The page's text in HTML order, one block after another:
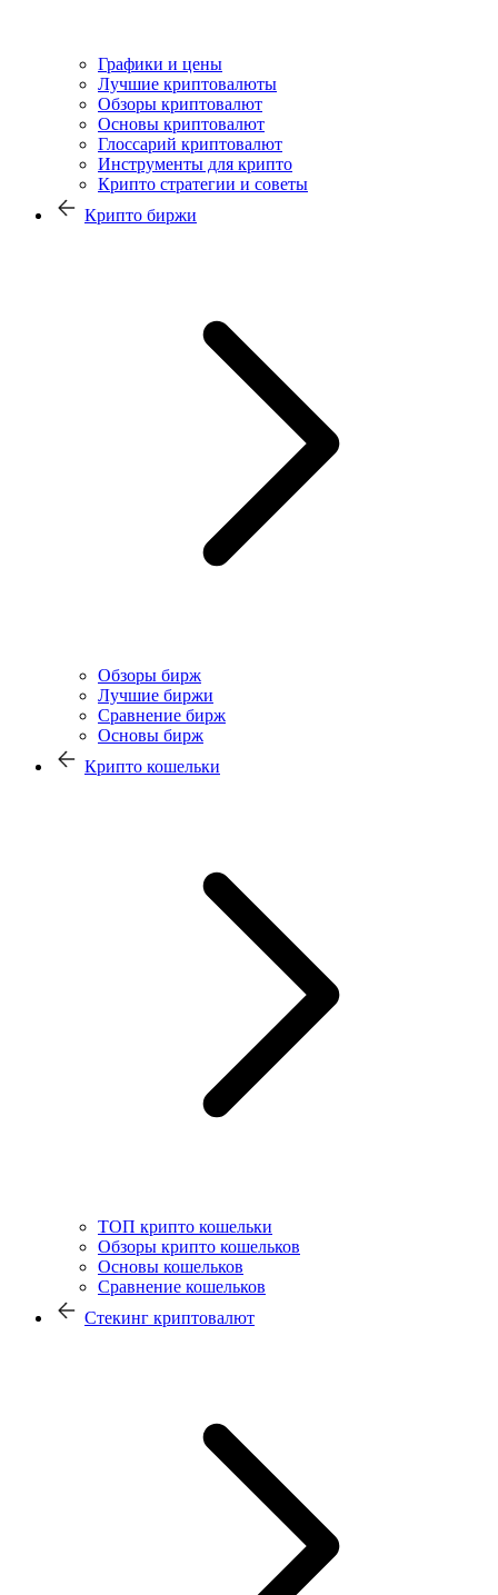
Графики и цены
Лучшие криптовалюты
Обзоры криптовалют
Основы криптовалют
Глоссарий криптовалют
Инструменты для крипто
Крипто стратегии и советы
Крипто биржи
Обзоры бирж
Лучшие биржи
Сравнение бирж
Основы бирж
Крипто кошельки
ТОП крипто кошельки
Обзоры крипто кошельков
Основы кошельков
Сравнение кошельков
Стекинг криптовалют